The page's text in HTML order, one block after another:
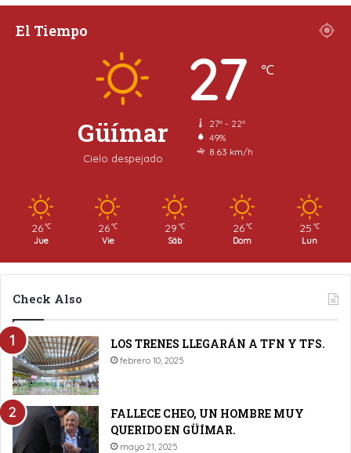
El Tiempo
Güímar
Cielo despejado
27 ℃
27º - 22º
49%
8.63 km/h
26 ℃
Jue
26 ℃
Vie
29 ℃
Sáb
26 ℃
Dom
25 ℃
Lun
Check Also
LOS TRENES LLEGARÁN A TFN Y TFS.
febrero 10, 2025
FALLECE CHEO, UN HOMBRE MUY
QUERIDO EN GÜÍMAR.
mayo 21, 2025